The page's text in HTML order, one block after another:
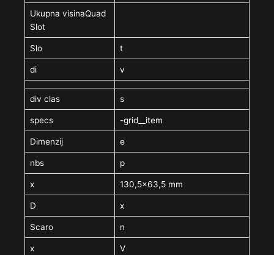
Ukupna visinaQuad
Slot
Slo t
di v
div clas s
specs -grid__item
Dimenzij e
nbs p
x 130,5×63,5 mm
D x
Scaro n
x V